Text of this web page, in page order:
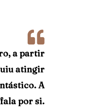
a partir
atingir
A
por si.